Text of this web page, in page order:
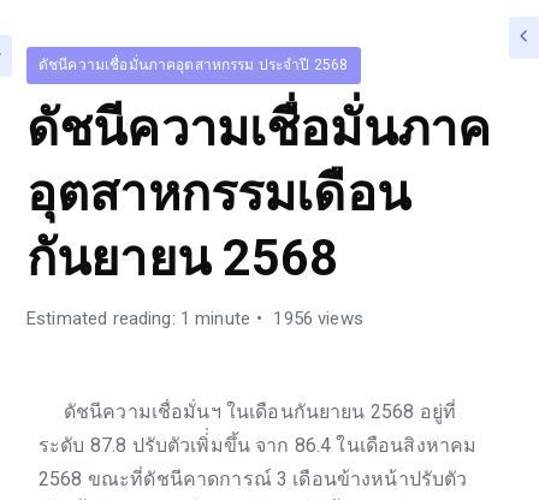
ดัชนีความเชื่อมั่นภาคอุตสาหกรรม ประจำปี 2568
ดัชนีความเชื่อมั่นภาค
อุตสาหกรรมเดือน
กันยายน 2568
Estimated reading: 1 minute 1956 views
ดัชนีความเชื่อมั่นฯ ในเดือนกันยายน 2568 อยู่ที่
ระดับ 87.8 ปรับตัวเพิ่่มขึ้น จาก 86.4 ในเดือนสิงหาคม
2568 ขณะที่ดัชนีคาดการณ์ 3 เดือนข้างหน้าปรับตัว